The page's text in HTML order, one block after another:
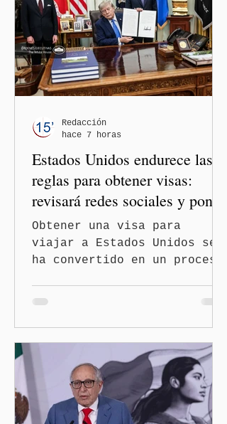
importante que más allá de
la orientación política de
los gobiernos —porque hay
orientaciones políticas de
los gobiernos, llegan por
— es importante que México
tenga relaciones
diplomáticas con el mu
Estados Unidos endurece las
reglas para obtener visas:
revisará redes sociales y pone
freno al Turismo de
Nacimiento
Obtener una visa para
viajar a Estados Unidos se
ha convertido en un proceso
Estado amplió la revisión
de la presencia digital de
los solicitantes, mientras
Washington busca cerrar el
paso al llamado “turismo de
nacimiento” y reforzar los
Redacción
hace 7 horas